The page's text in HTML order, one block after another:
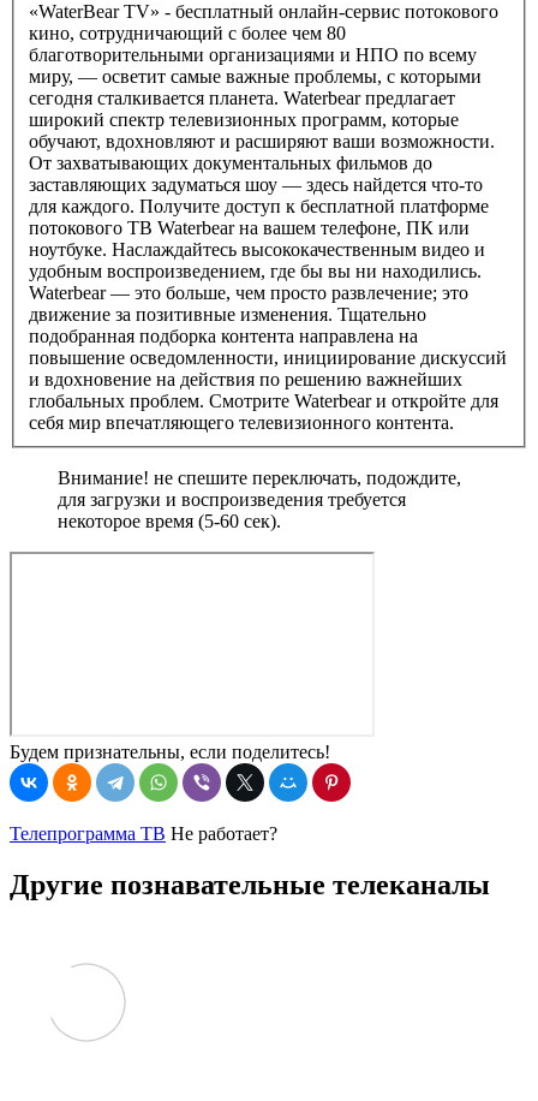
«WaterBear TV» - бесплатный онлайн-сервис потокового
кино, сотрудничающий с более чем 80
благотворительными организациями и НПО по всему
миру, — осветит самые важные проблемы, с которыми
сегодня сталкивается планета. Waterbear предлагает
широкий спектр телевизионных программ, которые
обучают, вдохновляют и расширяют ваши возможности.
От захватывающих документальных фильмов до
заставляющих задуматься шоу — здесь найдется что-то
для каждого. Получите доступ к бесплатной платформе
потокового ТВ Waterbear на вашем телефоне, ПК или
ноутбуке. Наслаждайтесь высококачественным видео и
удобным воспроизведением, где бы вы ни находились.
Waterbear — это больше, чем просто развлечение; это
движение за позитивные изменения. Тщательно
подобранная подборка контента направлена ​​на
повышение осведомленности, инициирование дискуссий
и вдохновение на действия по решению важнейших
глобальных проблем. Смотрите Waterbear и откройте для
себя мир впечатляющего телевизионного контента.
Внимание! не спешите переключать, подождите,
для загрузки и воспроизведения требуется
некоторое время (5-60 сек).
Будем признательны, если поделитесь!
Телепрограмма ТВ Не работает?
Другие познавательные телеканалы